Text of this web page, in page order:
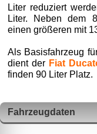
Liter reduziert
Liter. Neben dem
einen größeren mit
Als Basisfahrzeug
dient der Fiat
finden 90 Liter Platz.
Fahrzeugdaten